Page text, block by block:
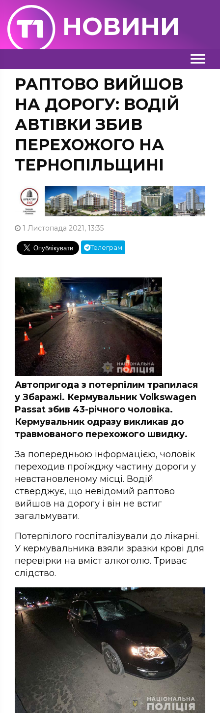
НОВИНИ
РАПТОВО ВИЙШОВ
НА ДОРОГУ: ВОДІЙ
АВТІВКИ ЗБИВ
ПЕРЕХОЖОГО НА
ТЕРНОПІЛЬЩИНІ
1 Листопада 2021, 13:35
Телеграм
Автопригода з потерпілим трапилася
у Збаражі. Кермувальник Volkswagen
Passat збив 43-річного чоловіка.
Кермувальник одразу викликав до
травмованого перехожого швидку.
За попередньою інформацією, чоловік
переходив проїжджу частину дороги у
невстановленому місці. Водій
стверджує, що невідомий раптово
вийшов на дорогу і він не встиг
загальмувати.
Потерпілого госпіталізували до лікарні.
У кермувальника взяли зразки крові для
перевірки на вміст алкоголю. Триває
слідство.